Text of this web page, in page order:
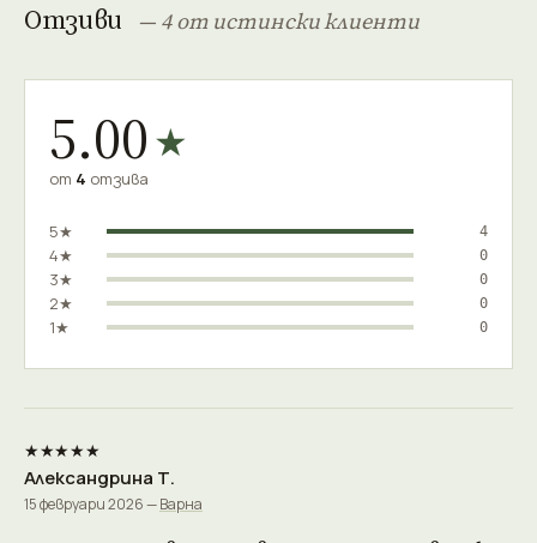
Отзиви — 4 от истински клиенти
5.00★
от 4 отзива
5★ 4
4★ 0
3★ 0
2★ 0
1★ 0
★★★★★
Александрина Т.
15 февруари 2026 —Варна